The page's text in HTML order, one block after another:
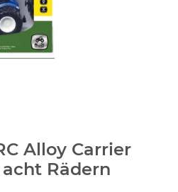
Alloy Carrier
Rädern